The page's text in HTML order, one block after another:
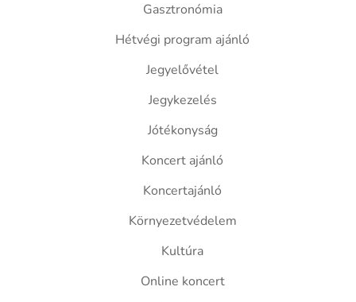
Gasztronómia
Hétvégi program ajánló
Jegyelővétel
Jegykezelés
Jótékonyság
Koncert ajánló
Koncertajánló
Környezetvédelem
Kultúra
Online koncert